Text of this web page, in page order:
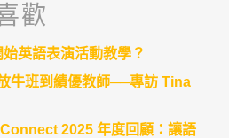
歡
始英語表演活動教學？
牛班到績優教師──專訪 Tina
2025 年度回顧：讓語